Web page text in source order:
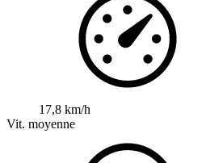
17,8 km/h
Vit. moyenne